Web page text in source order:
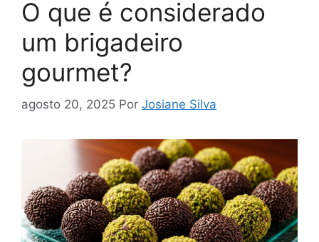
O que é considerado
um brigadeiro
gourmet?
agosto 20, 2025 Por Josiane Silva